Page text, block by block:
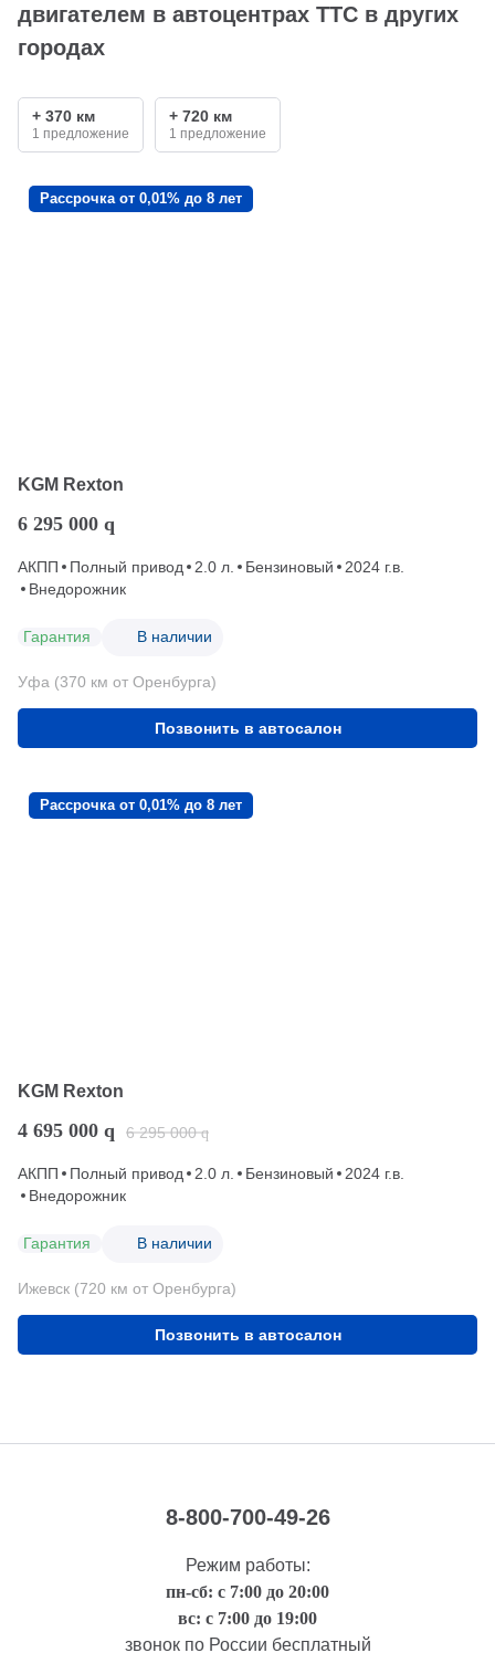
двигателем в автоцентрах ТТС в других
городах
+ 370 км
1 предложение
+ 720 км
1 предложение
Рассрочка от 0,01% до 8 лет
KGM Rexton
6 295 000 q
АКПП Полный привод 2.0 л. Бензиновый
2024 г.в.
Внедорожник
Гарантия В наличии
Уфа (370 км от Оренбурга)
Позвонить в автосалон
Рассрочка от 0,01% до 8 лет
KGM Rexton
4 695 000 q 6 295 000 q
АКПП Полный привод 2.0 л. Бензиновый
2024 г.в.
Внедорожник
Гарантия В наличии
Ижевск (720 км от Оренбурга)
Позвонить в автосалон
8-800-700-49-26
Режим работы:
пн-сб: с 7:00 до 20:00
вс: с 7:00 до 19:00
звонок по России бесплатный